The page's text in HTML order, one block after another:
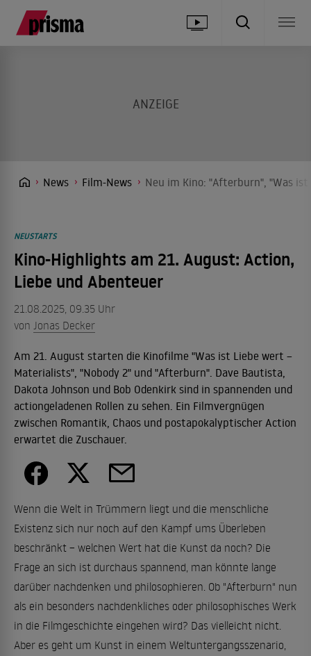
News Film-News Neu im Kino: "Afterburn", "Was
NEUSTARTS
Kino-Highlights am 21. August: Action,
Liebe und Abenteuer
21.08.2025, 09.35 Uhr
von Jonas Decker
Am 21. August starten die Kinofilme "Was ist Liebe wert –
Materialists", "Nobody 2" und "Afterburn". Dave Bautista,
Dakota Johnson und Bob Odenkirk sind in spannenden und
actiongeladenen Rollen zu sehen. Ein Filmvergnügen
zwischen Romantik, Chaos und postapokalyptischer Action
erwartet die Zuschauer.
Wenn die Welt in Trümmern liegt und die menschliche
Existenz sich nur noch auf den Kampf ums Überleben
beschränkt – welchen Wert hat die Kunst da noch? Die
Frage an sich ist durchaus spannend, man könnte lange
darüber nachdenken und philosophieren. Ob "Afterburn" nun
als ein besonders nachdenkliches oder philosophisches Werk
in die Filmgeschichte eingehen wird? Das vielleicht nicht.
Aber es geht um Kunst in einem Weltuntergangsszenario,